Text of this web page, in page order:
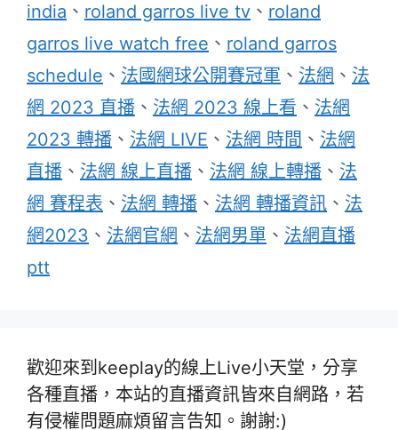
india 、 roland garros live tv 、 roland
garros live watch free 、 roland garros
schedule 、 法國網球公開賽冠軍 、 法網 、 法
網 2023 直播 、 法網 2023 線上看 、 法網
2023 轉播 、 法網 LIVE 、 法網 時間 、 法網
直播 、 法網 線上直播 、 法網 線上轉播 、 法
網 賽程表 、 法網 轉播 、 法網 轉播資訊 、 法
網2023 、 法網官網 、 法網男單 、 法網直播
ptt
歡迎來到keeplay的線上Live小天堂，分享
各種直播，本站的直播資訊皆來自網路，若
有侵權問題麻煩留言告知。謝謝:)